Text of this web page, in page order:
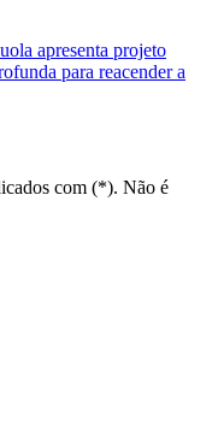
apresenta projeto
para reacender a
com (*). Não é